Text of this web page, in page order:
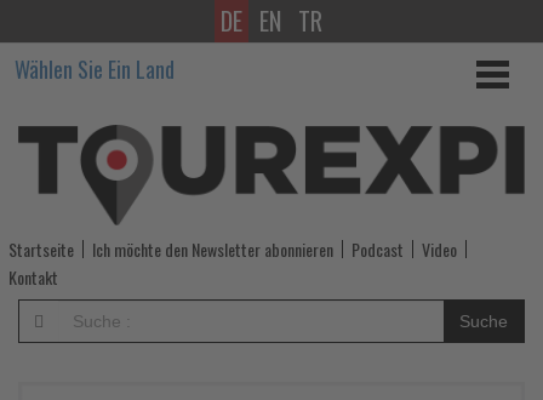
Erfolgreiches
TOP-
Partner-
Treffen
2025
in
Cádiz
DE EN TR
Wählen Sie Ein Land
Startseite Ich möchte den Newsletter abonnieren Podcast
Video
Kontakt
Suche